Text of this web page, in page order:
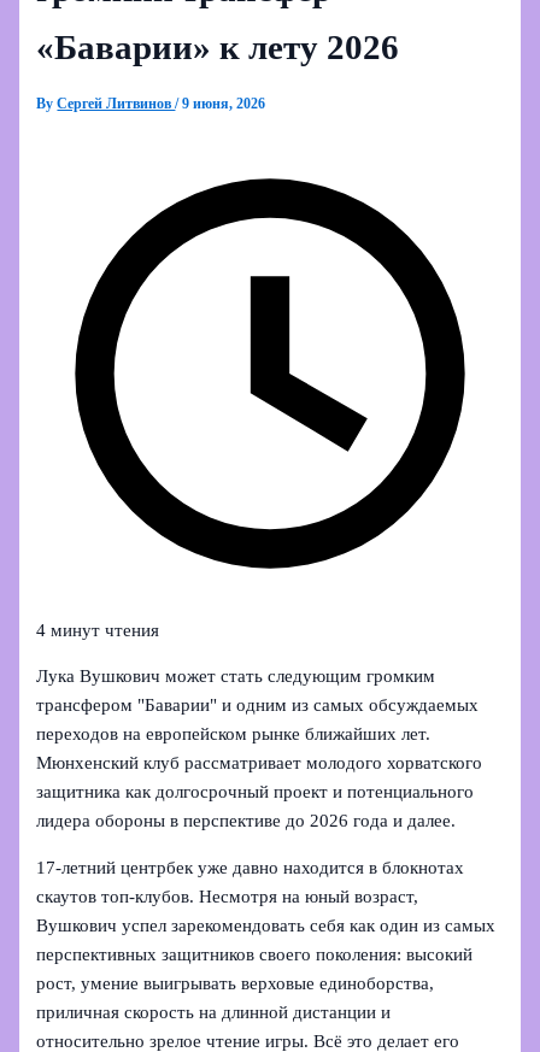
«Баварии» к лету 2026
ByСергей Литвинов/9 июня, 2026
4 минут чтения
Лука Вушкович может стать следующим громким
трансфером "Баварии" и одним из самых обсуждаемых
переходов на европейском рынке ближайших лет.
Мюнхенский клуб рассматривает молодого хорватского
защитника как долгосрочный проект и потенциального
лидера обороны в перспективе до 2026 года и далее.
17‑летний центрбек уже давно находится в блокнотах
скаутов топ‑клубов. Несмотря на юный возраст,
Вушкович успел зарекомендовать себя как один из самых
перспективных защитников своего поколения: высокий
рост, умение выигрывать верховые единоборства,
приличная скорость на длинной дистанции и
относительно зрелое чтение игры. Всё это делает его